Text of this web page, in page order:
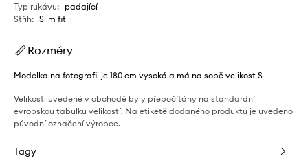
Typ rukávu: padající
Střih: Slim fit
Rozměry
Modelka na fotografii je 180 cm vysoká a má na sobě velikost S
Velikosti uvedené v obchodě byly přepočítány na standardní
evropskou tabulku velikostí. Na etiketě dodaného produktu je uvedeno
původní označení výrobce.
Tagy